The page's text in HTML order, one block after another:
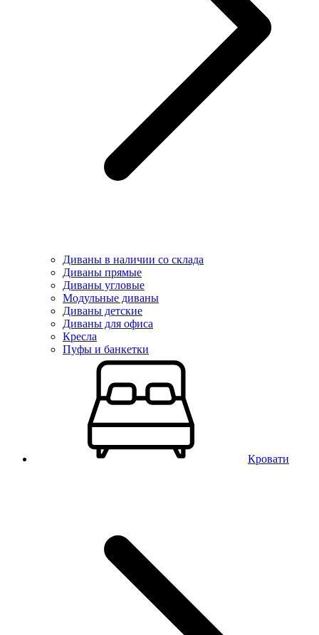
Диваны в наличии со склада
Диваны прямые
Диваны угловые
Модульные диваны
Диваны детские
Диваны для офиса
Кресла
Пуфы и банкетки
Кровати